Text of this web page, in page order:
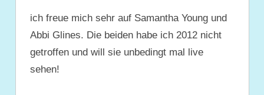
ich freue mich sehr auf Samantha Young und
Abbi Glines. Die beiden habe ich 2012 nicht
getroffen und will sie unbedingt mal live
sehen!